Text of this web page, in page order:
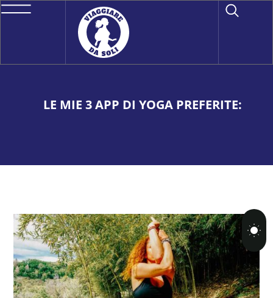
LE MIE 3 APP DI YOGA PREFERITE: